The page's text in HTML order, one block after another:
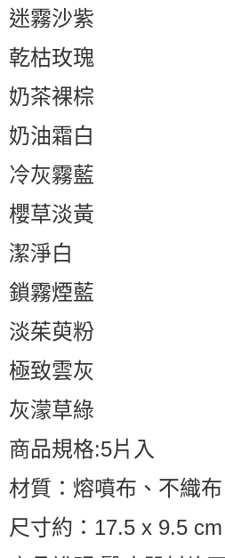
迷霧沙紫
乾枯玫瑰
奶茶裸棕
奶油霜白
冷灰霧藍
櫻草淡黃
潔淨白
鎖霧煙藍
淡茱萸粉
極致雲灰
灰濛草綠
商品規格:5片入
材質：熔噴布、不織布
尺寸約：17.5 x 9.5